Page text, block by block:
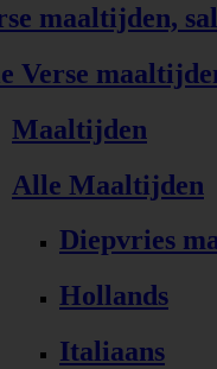
maaltijden,
Verse
Maaltijden
Alle Maaltijden
Diepvries
Hollands
Italiaans